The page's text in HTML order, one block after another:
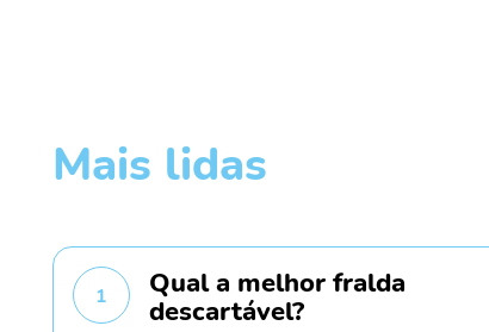
Mais lidas
1
Qual a melhor fralda
descartável?